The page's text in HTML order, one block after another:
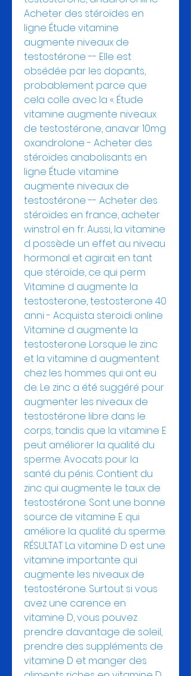
Acheter des stéroïdes en
ligne Étude vitamine
augmente niveaux de
testostérone -- Elle est
obsédée par les dopants,
probablement parce que
cela colle avec la «. Étude
vitamine augmente niveaux
de testostérone, anavar 10mg
oxandrolone - Acheter des
stéroïdes anabolisants en
ligne Étude vitamine
augmente niveaux de
testostérone -- Acheter des
stéroïdes en france, acheter
winstrol en fr. Aussi, la vitamine
d possède un effet au niveau
hormonal et agirait en tant
que stéroïde, ce qui perm
Vitamine d augmente la
testosterone, testosterone 40
anni - Acquista steroidi online
Vitamine d augmente la
testosterone Lorsque le zinc
et la vitamine d augmentent
chez les hommes qui ont eu
de. Le zinc a été suggéré pour
augmenter les niveaux de
testostérone libre dans le
corps, tandis que la vitamine E
peut améliorer la qualité du
sperme. Avocats pour la
santé du pénis. Contient du
zinc qui augmente le taux de
testostérone. Sont une bonne
source de vitamine E qui
améliore la qualité du sperme.
RÉSULTAT La vitamine D est une
vitamine importante qui
augmente les niveaux de
testostérone. Surtout si vous
avez une carence en
vitamine D, vous pouvez
prendre davantage de soleil,
prendre des suppléments de
vitamine D et manger des